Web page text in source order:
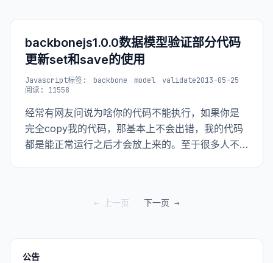
backbonejs1.0.0数据模型验证部分代码
更新set和save的使用
Javascript标签: backbone model validate2013-05-25
阅读: 11558
经常有网友问说为啥你的代码不能执行，如果你是
完全copy我的代码，那基本上不会出错，我的代码
都是能正常运行之后才会放上来的。至于很多人不
如果你用了最新的版本那可能有些部分会出错，毕
← 上一页 下一页 →
公告